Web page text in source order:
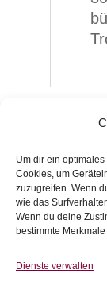
Um dir ein
Cookies, um
zuzugreifen. Wenn
wie das
Wenn du deine
bestimmte
Dienste verwalten